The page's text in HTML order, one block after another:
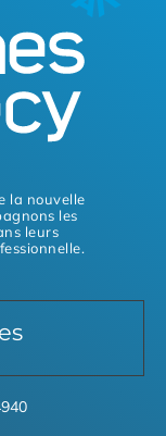
la nouvelle
les
leurs